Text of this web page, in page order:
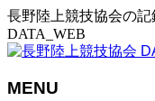
長野陸上競技協会の
DATA_WEB
MENU